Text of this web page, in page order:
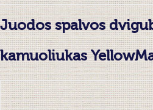
Juodos spalvos
kamuoliukas